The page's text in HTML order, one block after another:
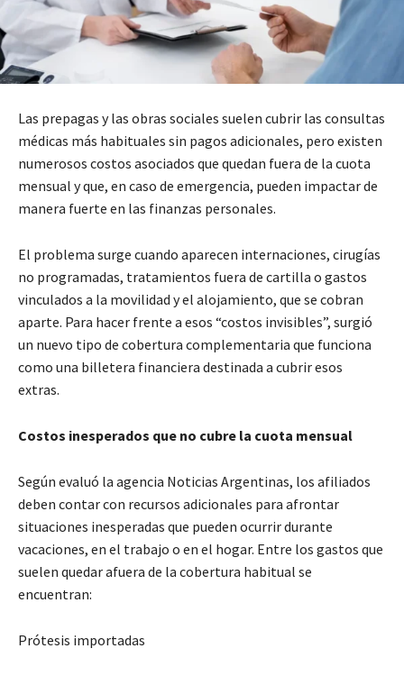
Las prepagas y las obras sociales suelen cubrir las consultas
médicas más habituales sin pagos adicionales, pero existen
numerosos costos asociados que quedan fuera de la cuota
mensual y que, en caso de emergencia, pueden impactar de
manera fuerte en las finanzas personales.
El problema surge cuando aparecen internaciones, cirugías
no programadas, tratamientos fuera de cartilla o gastos
vinculados a la movilidad y el alojamiento, que se cobran
aparte. Para hacer frente a esos “costos invisibles”, surgió
un nuevo tipo de cobertura complementaria que funciona
como una billetera financiera destinada a cubrir esos
extras.
Costos inesperados que no cubre la cuota mensual
Según evaluó la agencia Noticias Argentinas, los afiliados
deben contar con recursos adicionales para afrontar
situaciones inesperadas que pueden ocurrir durante
vacaciones, en el trabajo o en el hogar. Entre los gastos que
suelen quedar afuera de la cobertura habitual se
encuentran:
Prótesis importadas